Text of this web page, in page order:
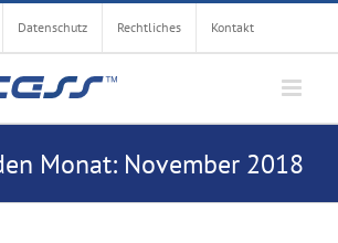
Datenschutz Rechtliches Kontakt
Monat: November 2018